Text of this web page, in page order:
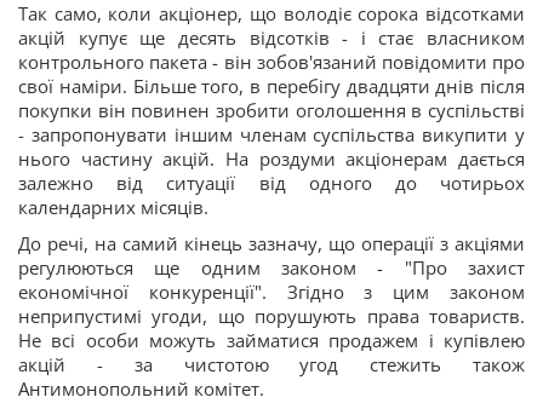
Так само, коли акціонер, що володіє сорока відсотками
акцій купує ще десять відсотків - і стає власником
контрольного пакета - він зобов'язаний повідомити про
свої наміри. Більше того, в перебігу двадцяти днів після
покупки він повинен зробити оголошення в суспільстві
- запропонувати іншим членам суспільства викупити у
нього частину акцій. На роздуми акціонерам дається
залежно від ситуації від одного до чотирьох
календарних місяців.
До речі, на самий кінець зазначу, що операції з акціями
регулюються ще одним законом - "Про захист
економічної конкуренції". Згідно з цим законом
неприпустимі угоди, що порушують права товариств.
Не всі особи можуть займатися продажем і купівлею
акцій - за чистотою угод стежить також
Антимонопольний комітет.